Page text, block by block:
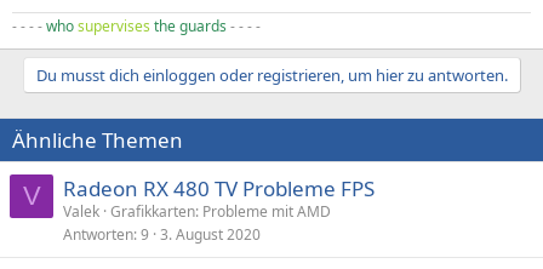
- - - -whosupervises the guards - - - -
Du musst dich einloggen oder registrieren, um hier zu antworten.
Ähnliche Themen
V Radeon RX 480 TV Probleme FPS
Valek Grafikkarten: Probleme mit AMD
Antworten 9 3. August 2020